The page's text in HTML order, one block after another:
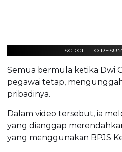
SCROLL TO
Semua bermula ketika Dwi
pegawai tetap,
pribadinya.
Dalam video tersebut, ia
yang dianggap
yang menggunakan BPJS